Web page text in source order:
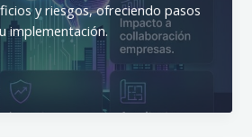
y riesgos, ofreciendo pasos
implementación.